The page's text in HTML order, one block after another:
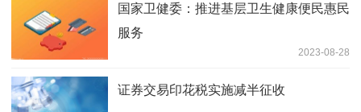
国家卫健委：推进基层卫生健康便民惠民
服务
2023-08-28
证券交易印花税实施减半征收